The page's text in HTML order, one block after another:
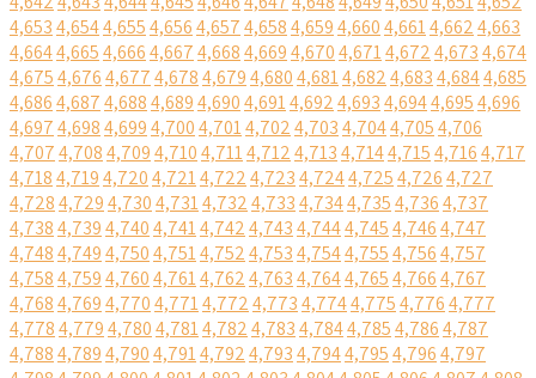
4,6534,6544,6554,6564,6574,6584,6594,6604,6614,6624,663
4,6644,6654,6664,6674,6684,6694,6704,6714,6724,6734,674
4,6754,6764,6774,6784,6794,6804,6814,6824,6834,6844,685
4,6864,6874,6884,6894,6904,6914,6924,6934,6944,6954,696
4,6974,6984,6994,7004,7014,7024,7034,7044,7054,706
4,7074,7084,7094,7104,7114,7124,7134,7144,7154,7164,717
4,7184,7194,7204,7214,7224,7234,7244,7254,7264,727
4,7284,7294,7304,7314,7324,7334,7344,7354,7364,737
4,7384,7394,7404,7414,7424,7434,7444,7454,7464,747
4,7484,7494,7504,7514,7524,7534,7544,7554,7564,757
4,7584,7594,7604,7614,7624,7634,7644,7654,7664,767
4,7684,7694,7704,7714,7724,7734,7744,7754,7764,777
4,7784,7794,7804,7814,7824,7834,7844,7854,7864,787
4,7884,7894,7904,7914,7924,7934,7944,7954,7964,797